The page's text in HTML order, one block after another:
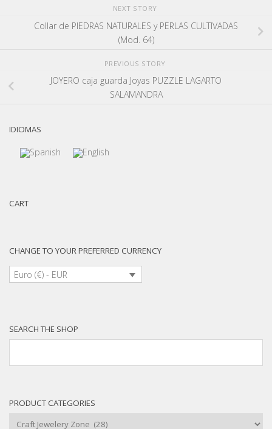
NEXT STORY
Collar de PIEDRAS NATURALES y PERLAS CULTIVADAS
(Mod. 64)
PREVIOUS STORY
JOYERO caja guarda Joyas PUZZLE LAGARTO
SALAMANDRA
IDIOMAS
CART
CHANGE TO YOUR PREFERRED CURRENCY
Euro (€) - EUR
SEARCH THE SHOP
PRODUCT CATEGORIES